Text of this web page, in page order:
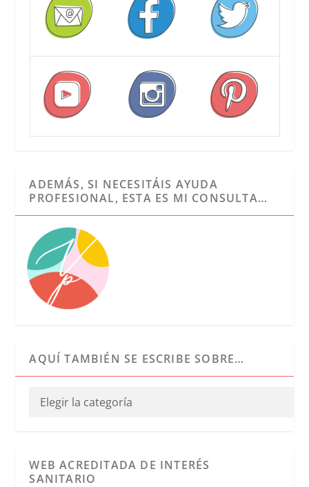
ADEMÁS, SI NECESITÁIS AYUDA
PROFESIONAL, ESTA ES MI CONSULTA…
AQUÍ TAMBIÉN SE ESCRIBE SOBRE…
WEB ACREDITADA DE INTERÉS
SANITARIO